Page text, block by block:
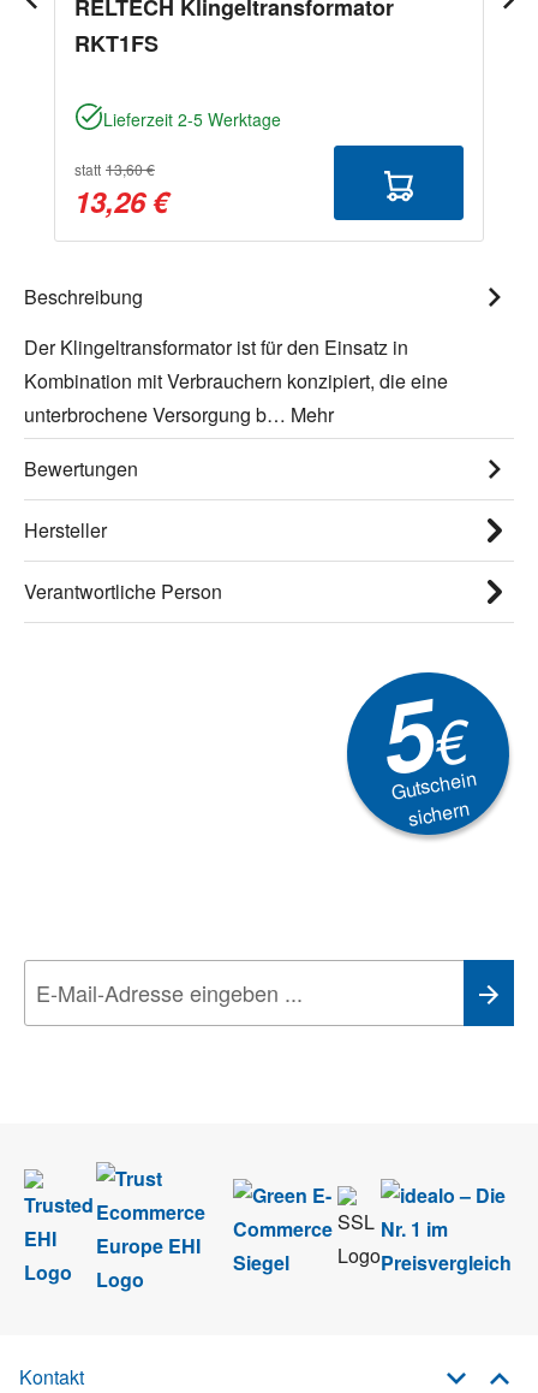
RELTECH Klingeltransformator
RKT1FS
Lieferzeit 2-5 Werktage
statt 13,60 €
13,26 €
Beschreibung
Der Klingeltransformator ist für den Einsatz in
Kombination mit Verbrauchern konzipiert, die eine
unterbrochene Versorgung b… Mehr
Bewertungen
Hersteller
Verantwortliche Person
5€
Gutschein
sichern
Kontakt